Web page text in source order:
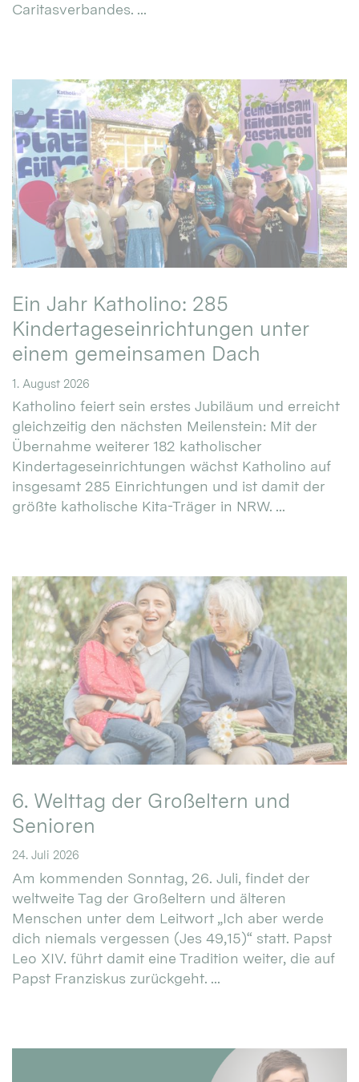
Caritasverbandes. ...
Ein Jahr Katholino: 285
Kindertageseinrichtungen unter
einem gemeinsamen Dach
1. August 2026
Katholino feiert sein erstes Jubiläum und erreicht
gleichzeitig den nächsten Meilenstein: Mit der
Übernahme weiterer 182 katholischer
Kindertageseinrichtungen wächst Katholino auf
insgesamt 285 Einrichtungen und ist damit der
größte katholische Kita-Träger in NRW. ...
6. Welttag der Großeltern und
Senioren
24. Juli 2026
Am kommenden Sonntag, 26. Juli, findet der
weltweite Tag der Großeltern und älteren
Menschen unter dem Leitwort „Ich aber werde
dich niemals vergessen (Jes 49,15)“ statt. Papst
Leo XIV. führt damit eine Tradition weiter, die auf
Papst Franziskus zurückgeht. ...